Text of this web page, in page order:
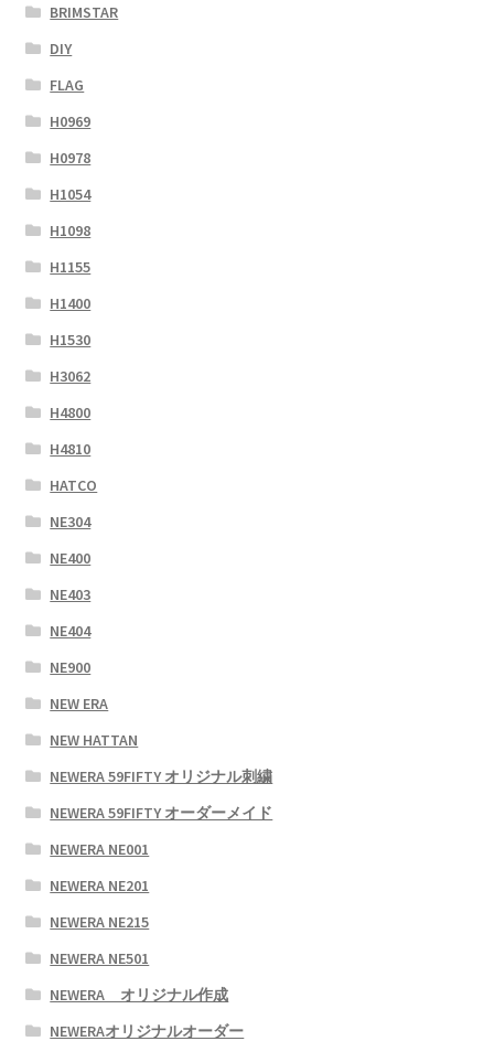
BRIMSTAR
DIY
FLAG
H0969
H0978
H1054
H1098
H1155
H1400
H1530
H3062
H4800
H4810
HATCO
NE304
NE400
NE403
NE404
NE900
NEW ERA
NEW HATTAN
NEWERA 59FIFTY オリジナル刺繍
NEWERA 59FIFTY オーダーメイド
NEWERA NE001
NEWERA NE201
NEWERA NE215
NEWERA NE501
NEWERA オリジナル作成
NEWERAオリジナルオーダー